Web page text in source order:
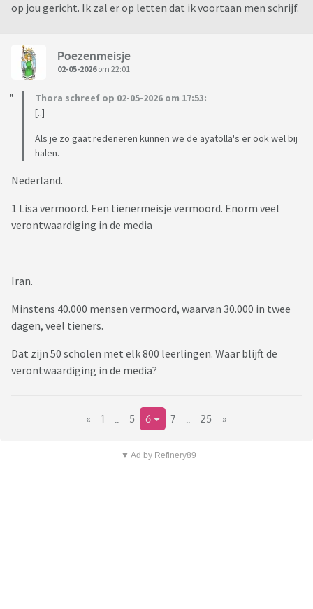
op jou gericht. Ik zal er op letten dat ik voortaan men schrijf.
Poezenmeisje
02-05-2026om 22:01
Thora schreef op 02-05-2026 om 17:53:
[..]
Als je zo gaat redeneren kunnen we de ayatolla's er ook wel bij
halen.
Nederland.
1 Lisa vermoord. Een tienermeisje vermoord. Enorm veel
verontwaardiging in de media
Iran.
Minstens 40.000 mensen vermoord, waarvan 30.000 in twee
dagen, veel tieners.
Dat zijn 50 scholen met elk 800 leerlingen. Waar blijft de
verontwaardiging in de media?
« 1 5 6 7 25 »
▼ Ad by Refinery89